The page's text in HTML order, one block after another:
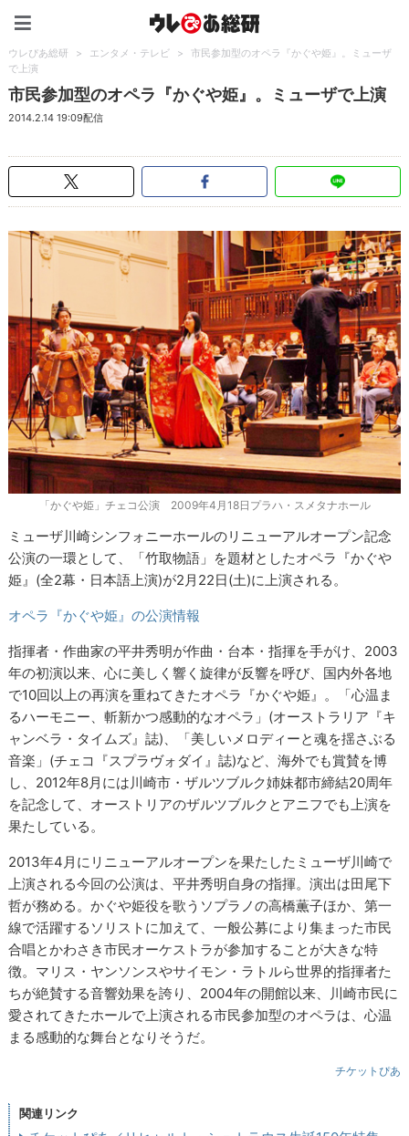
ウレぴあ総研 > エンタメ・テレビ >
市民参加型のオペラ『かぐや姫』。ミューザ
で上演
市民参加型のオペラ『かぐや姫』。ミューザで上演
2014.2.14 19:09配信
「かぐや姫」チェコ公演 2009年4月18日プラハ・スメタナホール
ミューザ川崎シンフォニーホールのリニューアルオープン記念
公演の一環として、「竹取物語」を題材としたオペラ『かぐや
姫』(全2幕・日本語上演)が2月22日(土)に上演される。
オペラ『かぐや姫』の公演情報
指揮者・作曲家の平井秀明が作曲・台本・指揮を手がけ、2003
年の初演以来、心に美しく響く旋律が反響を呼び、国内外各地
で10回以上の再演を重ねてきたオペラ『かぐや姫』。「心温ま
るハーモニー、斬新かつ感動的なオペラ」(オーストラリア『キ
ャンベラ・タイムズ』誌)、「美しいメロディーと魂を揺さぶる
音楽」(チェコ『スプラヴォダイ』誌)など、海外でも賞賛を博
し、2012年8月には川崎市・ザルツブルク姉妹都市締結20周年
を記念して、オーストリアのザルツブルクとアニフでも上演を
果たしている。
2013年4月にリニューアルオープンを果たしたミューザ川崎で
上演される今回の公演は、平井秀明自身の指揮。演出は田尾下
哲が務める。かぐや姫役を歌うソプラノの高橋薫子ほか、第一
線で活躍するソリストに加えて、一般公募により集まった市民
合唱とかわさき市民オーケストラが参加することが大きな特
徴。マリス・ヤンソンスやサイモン・ラトルら世界的指揮者た
ちが絶賛する音響効果を誇り、2004年の開館以来、川崎市民に
愛されてきたホールで上演される市民参加型のオペラは、心温
まる感動的な舞台となりそうだ。
チケットぴあ
関連リンク